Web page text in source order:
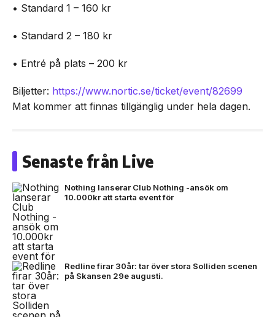
• Standard 1 – 160 kr
• Standard 2 – 180 kr
• Entré på plats – 200 kr
Biljetter: https://www.nortic.se/ticket/event/82699
Mat kommer att finnas tillgänglig under hela dagen.
Senaste från Live
Nothing lanserar Club Nothing -ansök om
10.000kr att starta event för
Redline firar 30år: tar över stora Solliden scenen
på Skansen 29e augusti.